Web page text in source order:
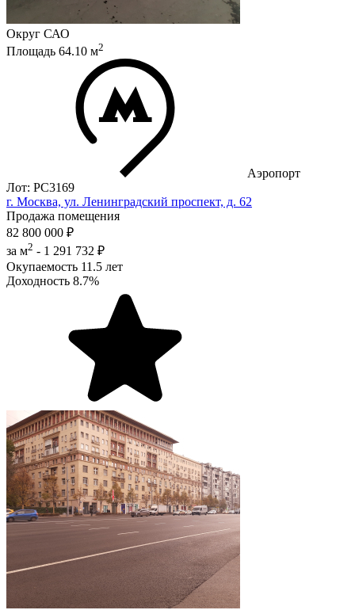
Округ САО
Площадь 64.10 м2
Аэропорт
Лот: РС3169
г. Москва, ул. Ленинградский проспект, д. 62
Продажа помещения
82 800 000 ₽
за м2 - 1 291 732 ₽
Окупаемость 11.5 лет
Доходность 8.7%